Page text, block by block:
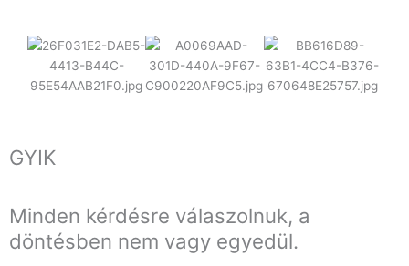
GYIK
Minden kérdésre válaszolnuk, a
döntésben nem vagy egyedül.